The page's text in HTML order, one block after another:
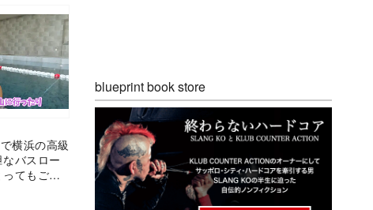
横浜の高級
バスロー
てもご褒
blueprint book store